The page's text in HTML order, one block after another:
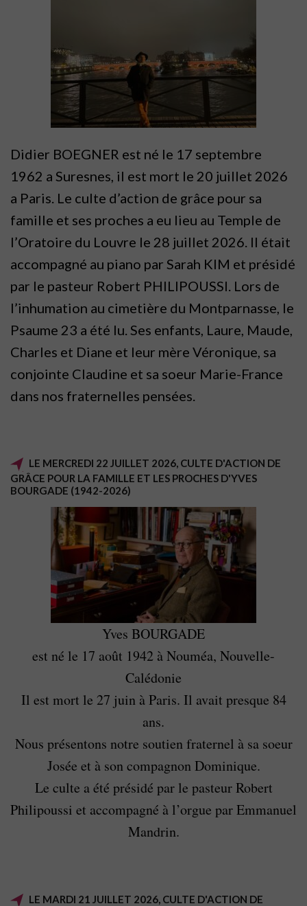
Didier BOEGNER est né le 17 septembre
1962 a Suresnes, il est mort le 20 juillet 2026
a Paris. Le culte d’action de grâce pour sa
famille et ses proches a eu lieu au Temple de
l’Oratoire du Louvre le 28 juillet 2026. Il était
accompagné au piano par Sarah KIM et présidé
par le pasteur Robert PHILIPOUSSI. Lors de
l’inhumation au cimetière du Montparnasse, le
Psaume 23 a été lu. Ses enfants, Laure, Maude,
Charles et Diane et leur mère Véronique, sa
conjointe Claudine et sa soeur Marie-France
dans nos fraternelles pensées.
LE MERCREDI 22 JUILLET 2026, CULTE D'ACTION DE
GRÂCE POUR LA FAMILLE ET LES PROCHES D'YVES
BOURGADE (1942-2026)
Yves BOURGADE
est né le 17 août 1942 à Nouméa, Nouvelle-
Calédonie
Il est mort le 27 juin à Paris. Il avait presque 84
ans.
Nous présentons notre soutien fraternel à sa soeur
Josée et à son compagnon Dominique.
Le culte a été présidé par le pasteur Robert
Philipoussi et accompagné à l’orgue par Emmanuel
Mandrin.
LE MARDI 21 JUILLET 2026, CULTE D'ACTION DE